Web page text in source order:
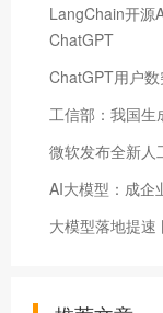
LangChain开源
ChatGPT
ChatGPT用户
工信部：我国
微软发布全新人
AI大模型：成企
大模型落地提